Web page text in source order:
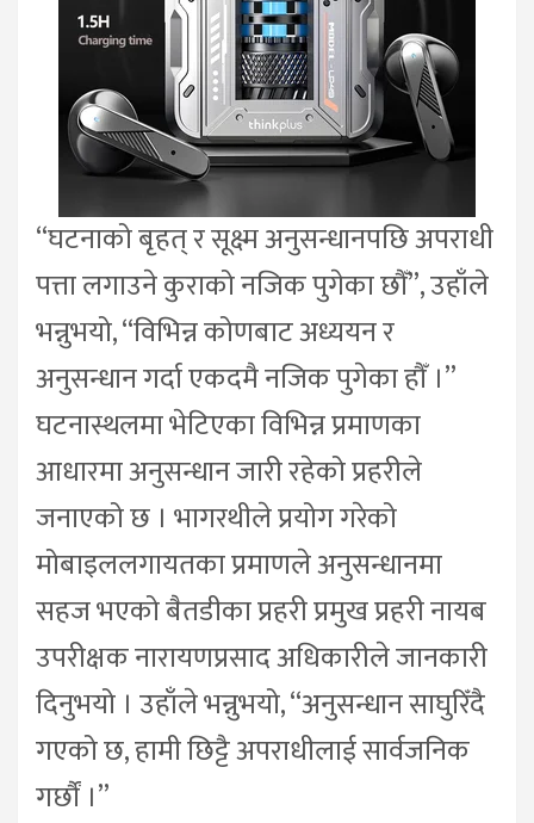
“घटनाको बृहत् र सूक्ष्म अनुसन्धानपछि अपराधी
पत्ता लगाउने कुराको नजिक पुगेका छौँ”, उहाँले
भन्नुभयो, “विभिन्न कोणबाट अध्ययन र
अनुसन्धान गर्दा एकदमै नजिक पुगेका हौँ ।”
घटनास्थलमा भेटिएका विभिन्न प्रमाणका
आधारमा अनुसन्धान जारी रहेको प्रहरीले
जनाएको छ । भागरथीले प्रयोग गरेको
मोबाइललगायतका प्रमाणले अनुसन्धानमा
सहज भएको बैतडीका प्रहरी प्रमुख प्रहरी नायब
उपरीक्षक नारायणप्रसाद अधिकारीले जानकारी
दिनुभयो । उहाँले भन्नुभयो, “अनुसन्धान साघुरिँदै
गएको छ, हामी छिट्टै अपराधीलाई सार्वजनिक
गर्छौं ।”